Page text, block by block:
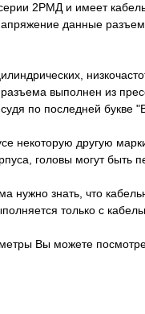
2РМД и имеет
данные
выполнен из
по последней букве
некоторую другую
головы могут быть
нужно знать, что
только с
Вы можете